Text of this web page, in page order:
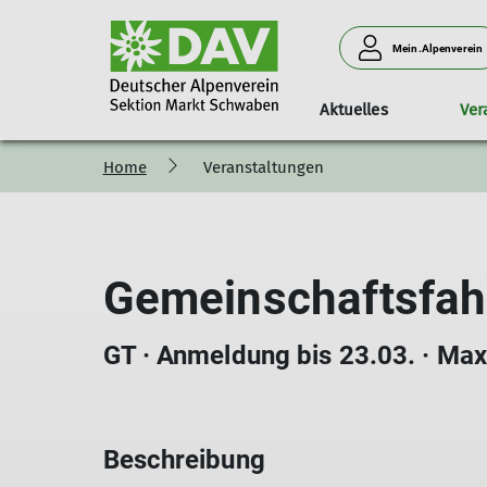
Mein.Alpenverein
Aktuelles
Vorträge
Programm Touren
Anlage & Klettern am Turm
Familiengruppe
Mitglied werden
Unser Verein Unser Team
Home Veranstaltungen
GT · Anmeldung bis 23.03. ·
Beschreibung